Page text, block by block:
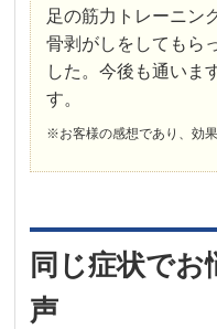
足の筋力トレーニン
骨剥がしをしてもら
した。今後も通いま
す。
※お客様の感想であり、効
同じ症状で
声